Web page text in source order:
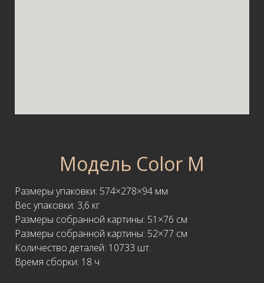
Модель Color M
Размеры упаковки: 574×278×94 мм
Вес упаковки: 3,6 кг
Размеры собранной картины: 51×76 см
Размеры собранной картины: 52×77 см
Количество деталей: 10733 шт.
Время сборки: 18 ч